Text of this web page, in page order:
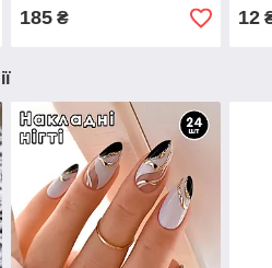
185₴ 12